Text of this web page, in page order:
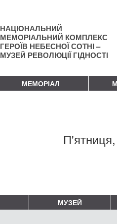
НАЦІОНАЛЬНИЙ
МЕМОРІАЛЬНИЙ КОМПЛЕКС
ГЕРОЇВ НЕБЕСНОЇ СОТНІ –
МУЗЕЙ РЕВОЛЮЦІЇ ГІДНОСТІ
МЕМОРІАЛ
МУЗЕЙ